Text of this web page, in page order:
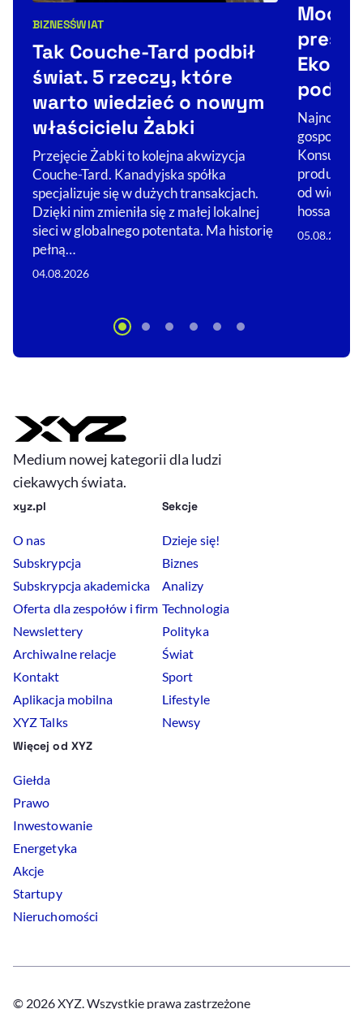
Kategorie artykułu:
BIZNESŚWIAT
Tak Couche-Tard podbił
świat. 5 rzeczy, które
warto wiedzieć o nowym
właścicielu Żabki
Przejęcie Żabki to kolejna akwizycja
Couche-Tard. Kanadyjska spółka
specjalizuje się w dużych transakcjach.
Dzięki nim zmieniła się z małej lokalnej
sieci w globalnego potentata. Ma historię
pełną…
04.08.2026
produkcja
od wielu
hossa.…
05.08.2026
Medium nowej kategorii dla ludzi
ciekawych świata.
xyz.pl
O nas
Subskrypcja
Subskrypcja akademicka
Oferta dla zespołów i firm
Newslettery
Archiwalne relacje
Kontakt
Aplikacja mobilna
XYZ Talks
Sekcje
Dzieje się!
Biznes
Analizy
Technologia
Polityka
Świat
Sport
Lifestyle
Newsy
Więcej od XYZ
Giełda
Prawo
Inwestowanie
Energetyka
Akcje
Startupy
Nieruchomości
© 2026 XYZ. Wszystkie prawa zastrzeżone